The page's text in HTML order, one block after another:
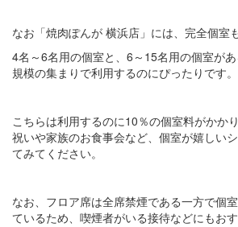
なお「焼肉ぽんが 横浜店」には、完全個室
4名～6名用の個室と、6～15名用の個室が
規模の集まりで利用するのにぴったりです。
こちらは利用するのに10％の個室料がかか
祝いや家族のお食事会など、個室が嬉しい
てみてください。
なお、フロア席は全席禁煙である一方で個
ているため、喫煙者がいる接待などにもおす